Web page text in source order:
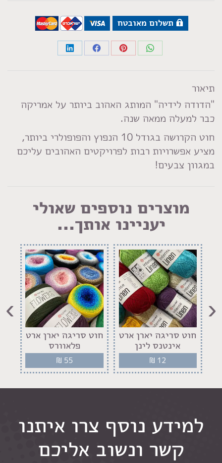
תשלום מאובטח
Share
Share
Share
Share
תיאור
"הדודה לידיה" המותג האהוב ביותר על אמריקה
כבר למעלה ממאה שנה.
חוט הקרושה בגודל 10 הנפוץ והפופולרי ביותר,
מציע אפשרויות רבות לפרויקטים האהובים עליכם
במגוון צבעים!
מוצרים נוספים שאולי
יעניינו אותך...
חוט סריגה יארן ארט
אינטנס לינן
₪ 12
חוט סריגה יארן ארט
פלאוורס
₪ 55
‹
›
למידע נוסף צרו איתנו
קשר ונשוב אליכם